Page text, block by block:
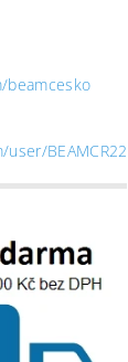
beamcesko
BEAMCR22